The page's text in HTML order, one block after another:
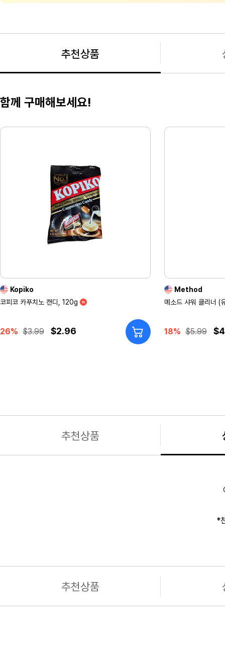
추천상품
함께 구매해보세요!
Kopiko
코피코 카푸치노 캔디, 120g
26% $3.99 $2.96
Method
메소드 샤워 클리너
18% $5.99
추천상품
*
추천상품